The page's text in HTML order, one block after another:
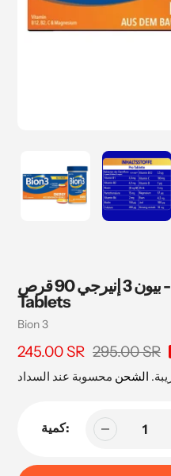
بيون 3 إنيرجي 90 قرص - Bion3 Energy 90
Tablets
بائع
Bion 3
سعر
البيع
245.00 SR
السعر 295.00 SR
الشحن
كمية: